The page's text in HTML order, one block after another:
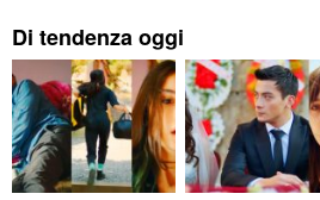
Di tendenza oggi